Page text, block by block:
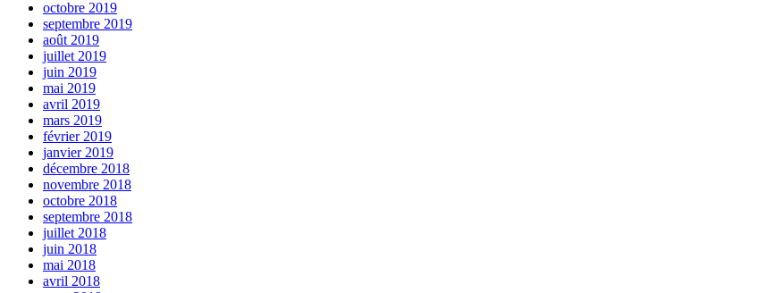
octobre 2019
septembre 2019
août 2019
juillet 2019
juin 2019
mai 2019
avril 2019
mars 2019
février 2019
janvier 2019
décembre 2018
novembre 2018
octobre 2018
septembre 2018
juillet 2018
juin 2018
mai 2018
avril 2018